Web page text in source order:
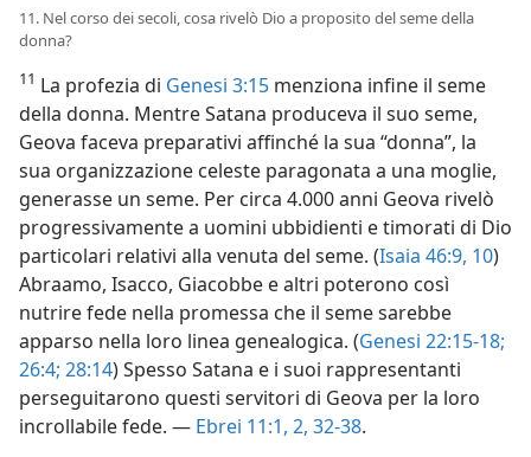
11. Nel corso dei secoli, cosa rivelò Dio a proposito del seme della
donna?
11 La profezia di Genesi 3:15 menziona infine il seme
della donna. Mentre Satana produceva il suo seme,
Geova faceva preparativi affinché la sua “donna”, la
sua organizzazione celeste paragonata a una moglie,
generasse un seme. Per circa 4.000 anni Geova rivelò
progressivamente a uomini ubbidienti e timorati di Dio
particolari relativi alla venuta del seme. (Isaia 46:9, 10)
Abraamo, Isacco, Giacobbe e altri poterono così
nutrire fede nella promessa che il seme sarebbe
apparso nella loro linea genealogica. (Genesi 22:15-18;
26:4; 28:14) Spesso Satana e i suoi rappresentanti
perseguitarono questi servitori di Geova per la loro
incrollabile fede. — Ebrei 11:1, 2, 32-38.